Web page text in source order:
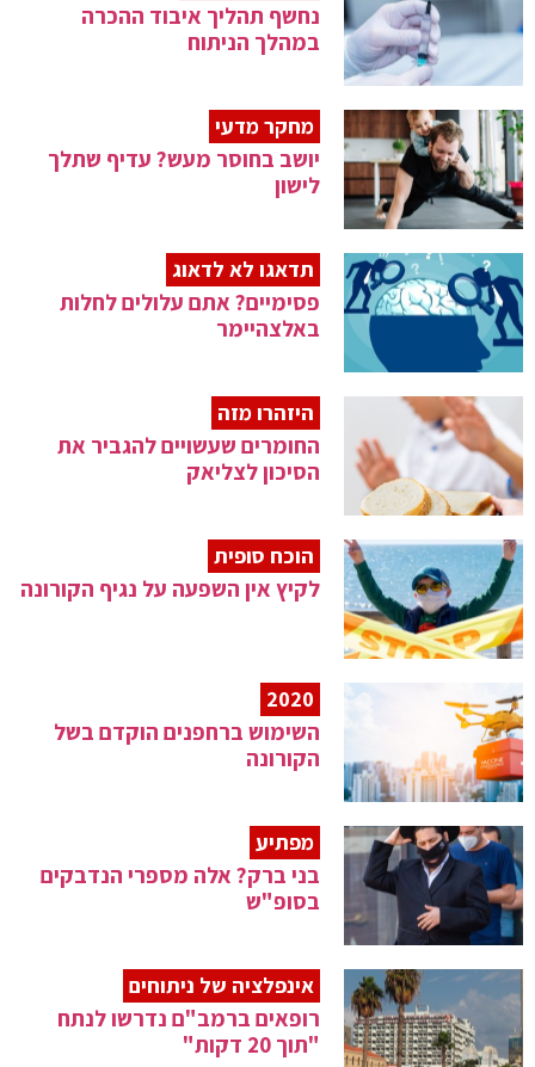
נחשף תהליך איבוד ההכרה
במהלך הניתוח
מחקר מדעי
יושב בחוסר מעש? עדיף שתלך
לישון
תדאגו לא לדאוג
פסימיים? אתם עלולים לחלות
באלצהיימר
היזהרו מזה
החומרים שעשויים להגביר את
הסיכון לצליאק
הוכח סופית
לקיץ אין השפעה על נגיף הקורונה
2020
השימוש ברחפנים הוקדם בשל
הקורונה
מפתיע
בני ברק? אלה מספרי הנדבקים
בסופ"ש
אינפלציה של ניתוחים
רופאים ברמב"ם נדרשו לנתח
"תוך 20 דקות"